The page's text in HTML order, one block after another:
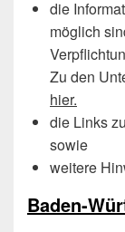
die
möglich
Zu den
hier.
die Links
sowie
weitere
Baden-